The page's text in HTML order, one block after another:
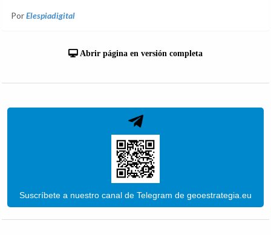
PorElespiadigital
Abrir página en versión completa
Suscríbete a nuestro canal de Telegram de geoestrategia.eu